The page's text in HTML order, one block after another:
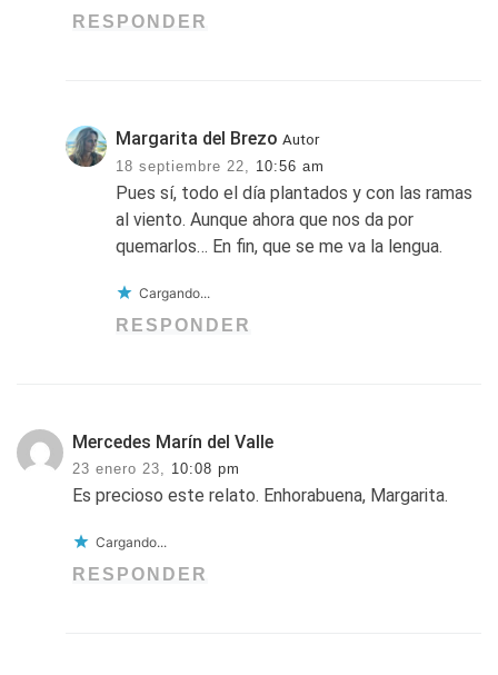
RESPONDER
Margarita del Brezo Autor
18 septiembre 22,
10:56 am
Pues sí, todo el día plantados y con las ramas
al viento. Aunque ahora que nos da por
quemarlos… En fin, que se me va la lengua.
Cargando...
RESPONDER
Mercedes Marín del Valle
23 enero 23, 10:08 pm
Es precioso este relato. Enhorabuena, Margarita.
Cargando...
RESPONDER